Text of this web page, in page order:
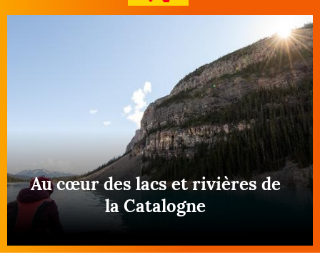
Au cœur des lacs et rivières de
la Catalogne